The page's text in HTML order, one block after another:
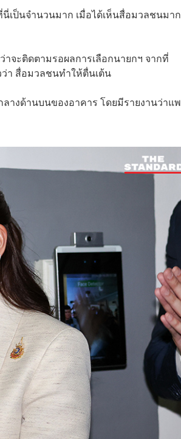
เป็นจำนวนมาก เมื่อได้เห็นสื่อมวลชนมาก
จะติดตามรอผลการเลือกนายกฯ จากที่
า สื่อมวลชนทำให้ตื่นเต้น
างด้านบนของอาคาร โดยมีรายงานว่าแพ